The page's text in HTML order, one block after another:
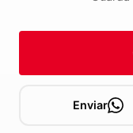
Enviar